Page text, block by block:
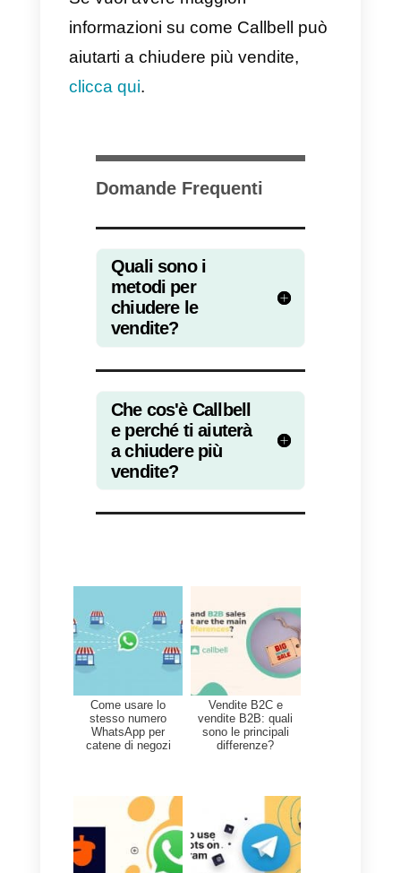
6) Chiedi al cliente cosa vuole
A volte ci troviamo nella
Questo perché i clienti spesso
ed ecco perché è necessario
indagare ponendo domande
interattive per comprendere
bisogni della persona con cui si
sta comunicando.
Per far sì che questa
raccomandiamo l’uso di